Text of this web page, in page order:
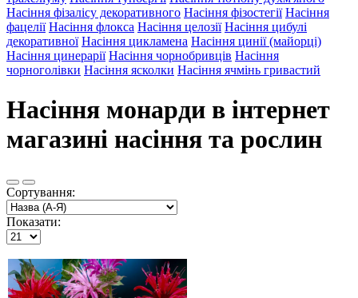
Насіння фізалісу декоративного Насіння фізостегії Насіння
фацелії Насіння флокса Насіння целозії Насіння цибулі
декоративної Насіння цикламена Насіння цинії (майорці)
Насіння цинерарії Насіння чорнобривців Насіння
чорноголівки Насіння ясколки Насіння ячмінь гривастий
Насіння монарди в інтернет
магазині насіння та рослин
Сортування:
Показати: